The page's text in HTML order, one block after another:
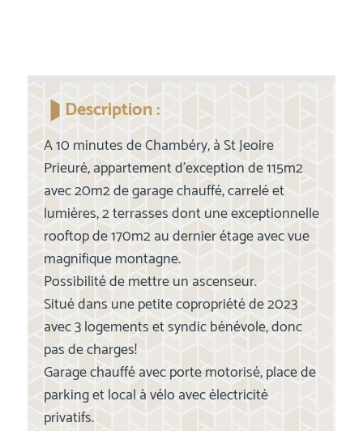
Description :
A 10 minutes de Chambéry, à St Jeoire
Prieuré, appartement d'exception de 115m2
avec 20m2 de garage chauffé, carrelé et
lumières, 2 terrasses dont une exceptionnelle
rooftop de 170m2 au dernier étage avec vue
magnifique montagne.
Possibilité de mettre un ascenseur.
Situé dans une petite copropriété de 2023
avec 3 logements et syndic bénévole, donc
pas de charges!
Garage chauffé avec porte motorisé, place de
parking et local à vélo avec électricité
privatifs.